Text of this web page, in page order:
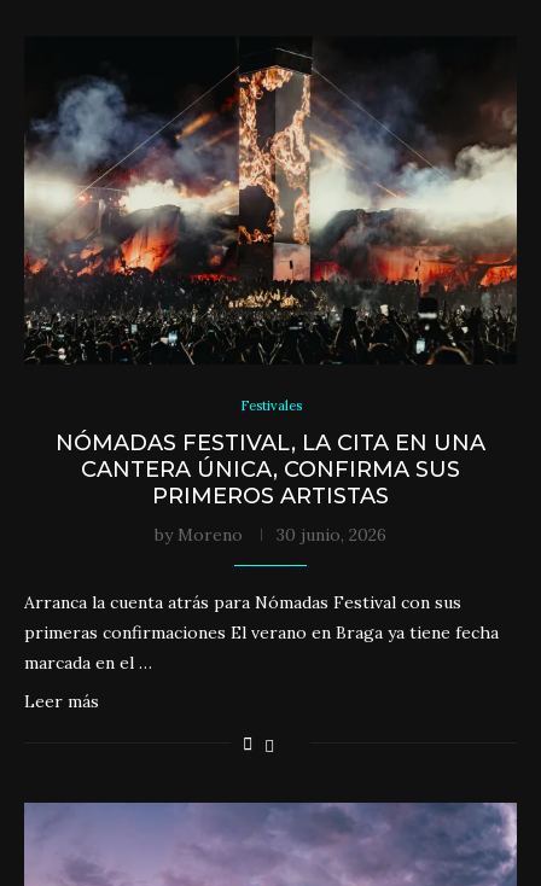
Festivales
NÓMADAS FESTIVAL, LA CITA EN UNA
CANTERA ÚNICA, CONFIRMA SUS
PRIMEROS ARTISTAS
by Moreno 30 junio, 2026
Arranca la cuenta atrás para Nómadas Festival con sus
primeras confirmaciones El verano en Braga ya tiene fecha
marcada en el …
Leer más